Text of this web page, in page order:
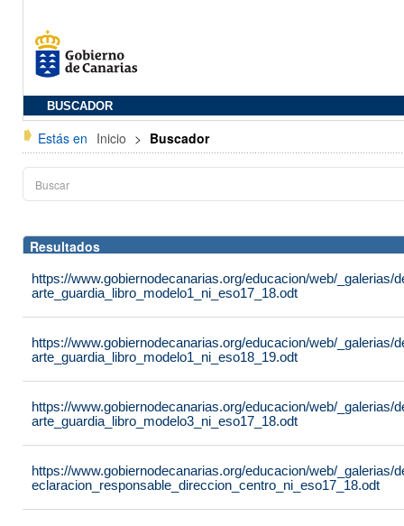
BUSCADOR
Estás en Inicio > Buscador
Resultados
https://www.gobiernodecanarias.org/educacion/web/_galerias/
arte_guardia_libro_modelo1_ni_eso17_18.odt
https://www.gobiernodecanarias.org/educacion/web/_galerias/
arte_guardia_libro_modelo1_ni_eso18_19.odt
https://www.gobiernodecanarias.org/educacion/web/_galerias/
arte_guardia_libro_modelo3_ni_eso17_18.odt
https://www.gobiernodecanarias.org/educacion/web/_galerias/
eclaracion_responsable_direccion_centro_ni_eso17_18.odt